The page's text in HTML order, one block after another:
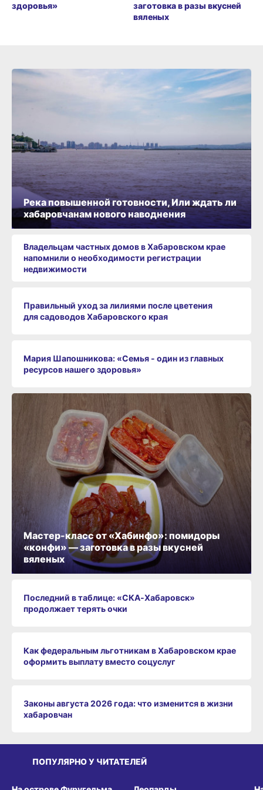
здоровья»
заготовка в разы вкусней
вяленых
Река повышенной готовности, Или ждать ли
хабаровчанам нового наводнения
Владельцам частных домов в Хабаровском крае
напомнили о необходимости регистрации
недвижимости
Правильный уход за лилиями после цветения
для садоводов Хабаровского края
Мария Шапошникова: «Семья - один из главных
ресурсов нашего здоровья»
Последний в таблице: «СКА‑Хабаровск»
продолжает терять очки
Как федеральным льготникам в Хабаровском крае
оформить выплату вместо соцуслуг
Законы августа 2026 года: что изменится в жизни
хабаровчан
Мастер-класс от «Хабинфо»: помидоры
«конфи» — заготовка в разы вкусней
вяленых
ПОПУЛЯРНО У ЧИТАТЕЛЕЙ